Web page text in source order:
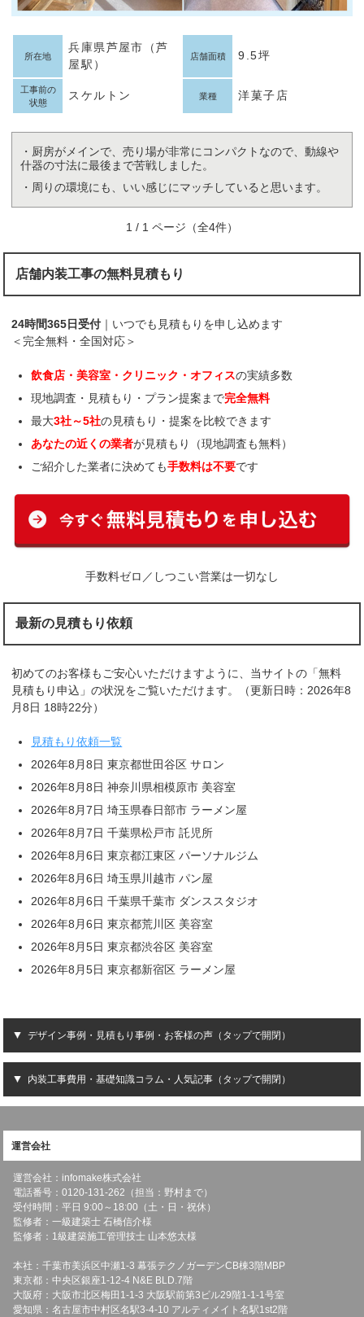
所在地
兵庫県芦屋市（芦
屋駅）
店舗面積 9.5坪
工事前の
状態
スケルトン 業種 洋菓子店
・厨房がメインで、売り場が非常にコンパクトなので、動線や
什器の寸法に最後まで苦戦しました。
・周りの環境にも、いい感じにマッチしていると思います。
1 / 1 ページ（全4件）
店舗内装工事の無料見積もり
24時間365日受付 ｜いつでも見積もりを申し込めます
＜完全無料・全国対応＞
飲食店・美容室・クリニック・オフィスの実績多数
現地調査・見積もり・プラン提案まで完全無料
最大3社～5社の見積もり・提案を比較できます
あなたの近くの業者が見積もり（現地調査も無料）
ご紹介した業者に決めても手数料は不要です
手数料ゼロ／しつこい営業は一切なし
最新の見積もり依頼
初めてのお客様もご安心いただけますように、当サイトの「無料
見積もり申込」の状況をご覧いただけます。（更新日時：2026年8
月8日 18時22分）
見積もり依頼一覧
2026年8月8日 東京都世田谷区 サロン
2026年8月8日 神奈川県相模原市 美容室
2026年8月7日 埼玉県春日部市 ラーメン屋
2026年8月7日 千葉県松戸市 託児所
2026年8月6日 東京都江東区 パーソナルジム
2026年8月6日 埼玉県川越市 パン屋
2026年8月6日 千葉県千葉市 ダンススタジオ
2026年8月6日 東京都荒川区 美容室
2026年8月5日 東京都渋谷区 美容室
2026年8月5日 東京都新宿区 ラーメン屋
デザイン事例・見積もり事例・お客様の声（タップで開閉）
内装工事費用・基礎知識コラム・人気記事（タップで開閉）
運営会社
運営会社：infomake株式会社
電話番号：0120-131-262（担当：野村まで）
受付時間：平日 9:00～18:00（土・日・祝休）
監修者：一級建築士 石橋信介様
監修者：1級建築施工管理技士 山本悠太様
本社：千葉市美浜区中瀬1-3 幕張テクノガーデンCB棟3階MBP
東京都：中央区銀座1-12-4 N&E BLD.7階
大阪府：大阪市北区梅田1-1-3 大阪駅前第3ビル29階1-1-1号室
愛知県：名古屋市中村区名駅3-4-10 アルティメイト名駅1st2階